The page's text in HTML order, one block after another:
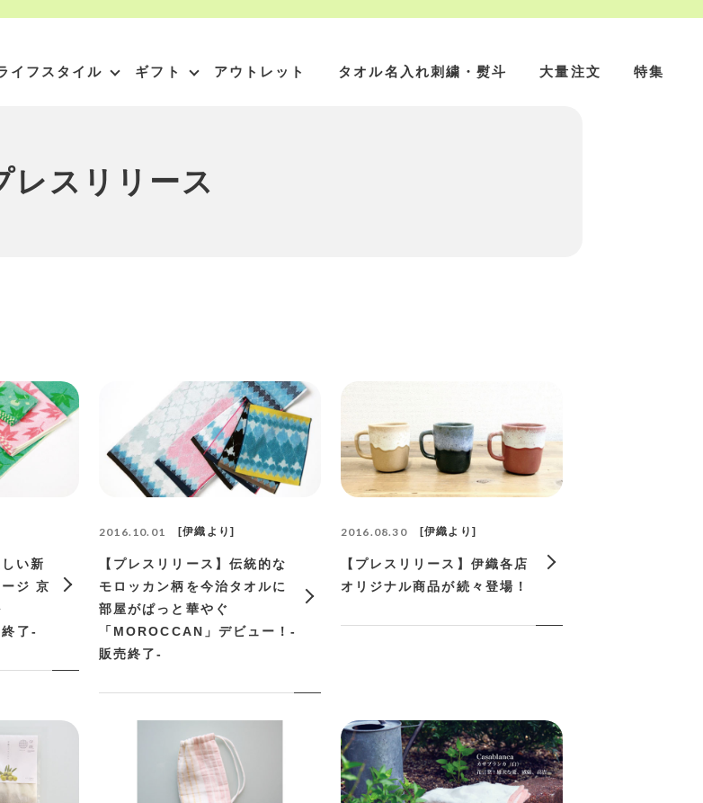
イフスタイル ギフト アウトレット タオル名入れ刺繍・熨斗 大量注文 特集
レスリリース
い新
ジ 京
了-
2016.10.01 伊織より
【プレスリリース】伝統的な
モロッカン柄を今治タオルに
部屋がぱっと華やぐ
「MOROCCAN」デビュー！-
販売終了-
2016.08.30 伊織より
【プレスリリース】伊織各店
オリジナル商品が続々登場！